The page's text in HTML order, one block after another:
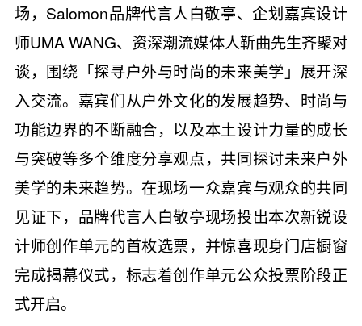
场，Salomon品牌代言人白敬亭、企划嘉宾设计
师UMA WANG、资深潮流媒体人靳曲先生齐聚对
谈，围绕「探寻户外与时尚的未来美学」展开深
入交流。嘉宾们从户外文化的发展趋势、时尚与
功能边界的不断融合，以及本土设计力量的成长
与突破等多个维度分享观点，共同探讨未来户外
美学的未来趋势。在现场一众嘉宾与观众的共同
见证下，品牌代言人白敬亭现场投出本次新锐设
计师创作单元的首枚选票，并惊喜现身门店橱窗
完成揭幕仪式，标志着创作单元公众投票阶段正
式开启。